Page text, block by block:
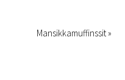
Mansikkamuffinssit »